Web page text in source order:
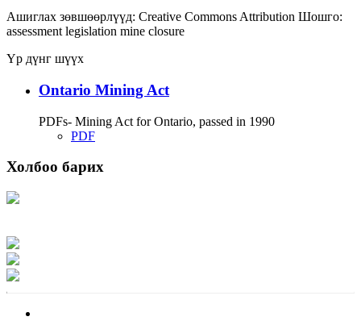
Ашиглах зөвшөөрлүүд: Creative Commons Attribution Шошго:
assessment legislation mine closure
Үр дүнг шүүх
Ontario Mining Act
PDFs- Mining Act for Ontario, passed in 1990
PDF
Холбоо барих